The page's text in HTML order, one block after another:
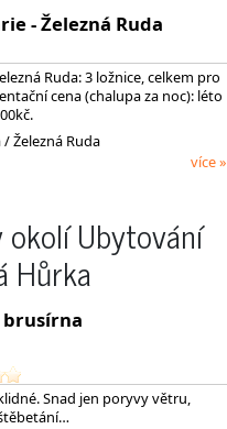
- Železná Ruda
Ruda: 3 ložnice, celkem pro
cena (chalupa za noc): léto
Železná Ruda
více »
Ubytování
Hůrka
Snad jen poryvy větru,